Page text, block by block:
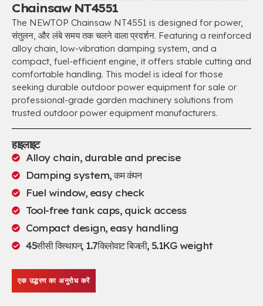
Chainsaw NT4551
The NEWTOP Chainsaw NT4551 is designed for power,
संतुलन, और लंबे समय तक चलने वाला प्रदर्शन. Featuring a reinforced
alloy chain, low-vibration damping system, and a
compact, fuel-efficient engine, it offers stable cutting and
comfortable handling. This model is ideal for those
seeking durable outdoor power equipment for sale or
professional-grade garden machinery solutions from
trusted outdoor power equipment manufacturers.
हाइलाइट
Alloy chain, durable and precise
Damping system, कम कंपन
Fuel window, easy check
Tool-free tank caps, quick access
Compact design, easy handling
45सीसी विस्थापन, 1.7किलोवाट बिजली, 5.1KG weight
एक उद्धरण का अनुरोध करें